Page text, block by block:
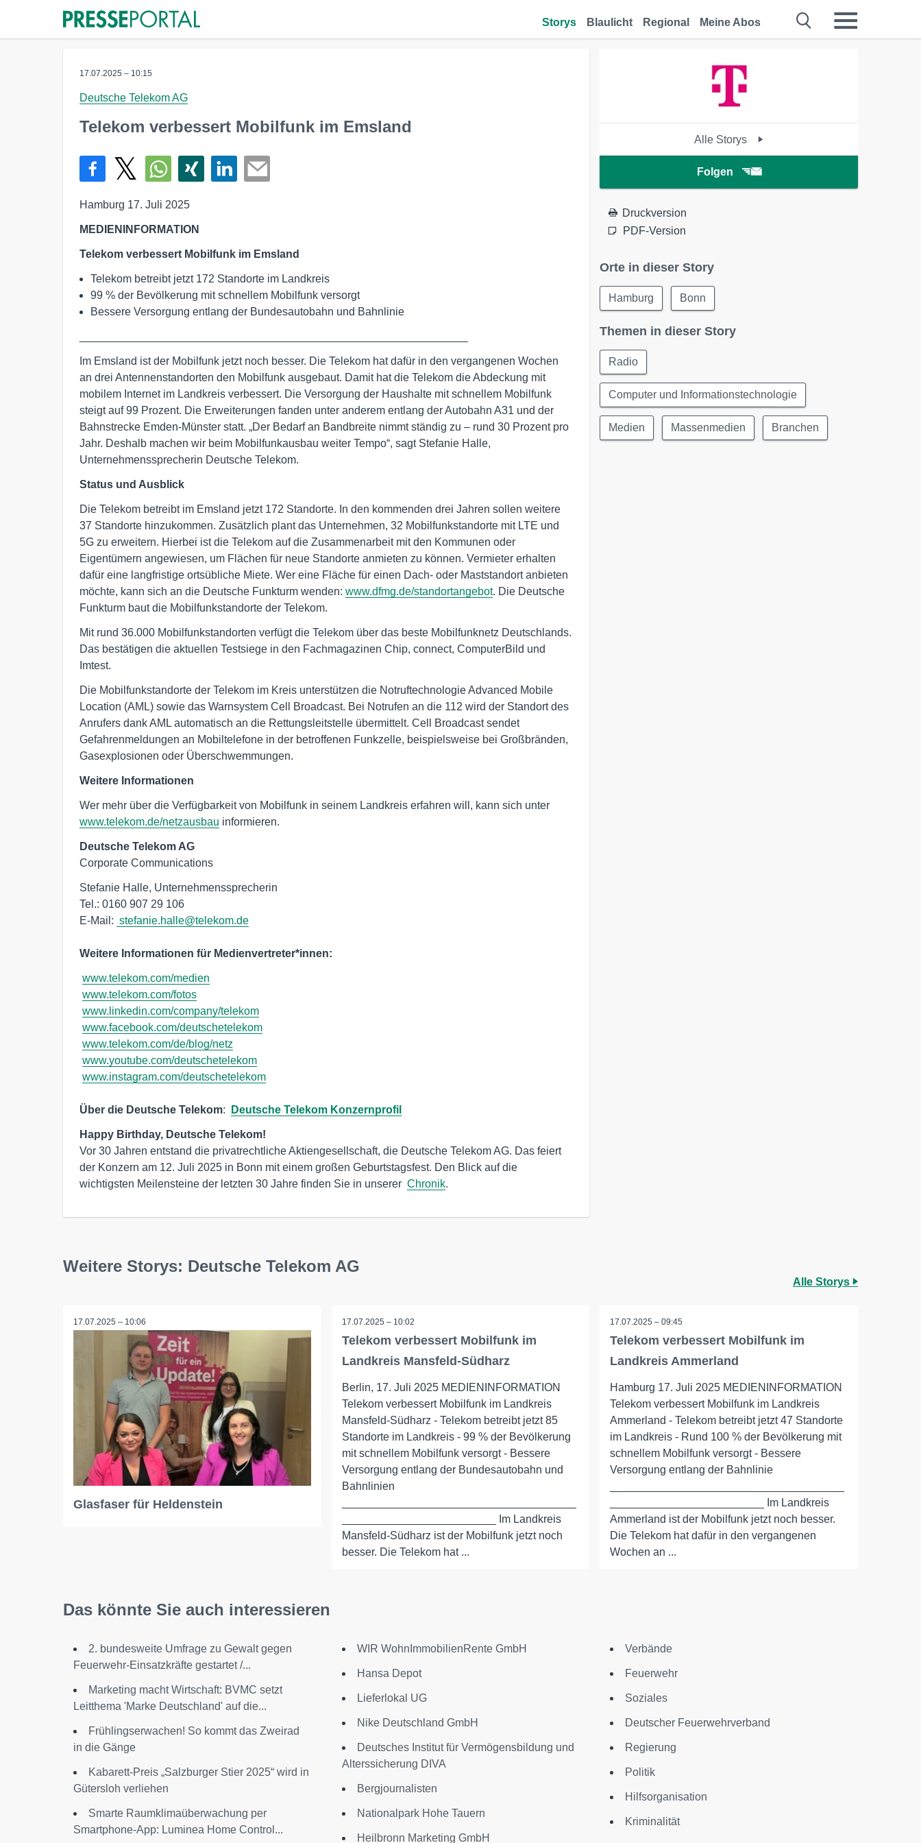
Storys Blaulicht Regional Meine Abos
17.07.2025 – 10:15
Deutsche Telekom AG
Telekom verbessert Mobilfunk im Emsland
Hamburg 17. Juli 2025
MEDIENINFORMATION
Telekom verbessert Mobilfunk im Emsland
Telekom betreibt jetzt 172 Standorte im Landkreis
99 % der Bevölkerung mit schnellem Mobilfunk versorgt
Bessere Versorgung entlang der Bundesautobahn und Bahnlinie
Im Emsland ist der Mobilfunk jetzt noch besser. Die Telekom hat dafür in den vergangenen Wochen
an drei Antennenstandorten den Mobilfunk ausgebaut. Damit hat die Telekom die Abdeckung mit
mobilem Internet im Landkreis verbessert. Die Versorgung der Haushalte mit schnellem Mobilfunk
steigt auf 99 Prozent. Die Erweiterungen fanden unter anderem entlang der Autobahn A31 und der
Bahnstrecke Emden-Münster statt. „Der Bedarf an Bandbreite nimmt ständig zu – rund 30 Prozent pro
Jahr. Deshalb machen wir beim Mobilfunkausbau weiter Tempo“, sagt Stefanie Halle,
Unternehmenssprecherin Deutsche Telekom.
Status und Ausblick
Die Telekom betreibt im Emsland jetzt 172 Standorte. In den kommenden drei Jahren sollen weitere
37 Standorte hinzukommen. Zusätzlich plant das Unternehmen, 32 Mobilfunkstandorte mit LTE und
5G zu erweitern. Hierbei ist die Telekom auf die Zusammenarbeit mit den Kommunen oder
Eigentümern angewiesen, um Flächen für neue Standorte anmieten zu können. Vermieter erhalten
dafür eine langfristige ortsübliche Miete. Wer eine Fläche für einen Dach- oder Maststandort anbieten
möchte, kann sich an die Deutsche Funkturm wenden: www.dfmg.de/standortangebot. Die Deutsche
Funkturm baut die Mobilfunkstandorte der Telekom.
Mit rund 36.000 Mobilfunkstandorten verfügt die Telekom über das beste Mobilfunknetz Deutschlands.
Das bestätigen die aktuellen Testsiege in den Fachmagazinen Chip, connect, ComputerBild und
Imtest.
Die Mobilfunkstandorte der Telekom im Kreis unterstützen die Notruftechnologie Advanced Mobile
Location (AML) sowie das Warnsystem Cell Broadcast. Bei Notrufen an die 112 wird der Standort des
Anrufers dank AML automatisch an die Rettungsleitstelle übermittelt. Cell Broadcast sendet
Gefahrenmeldungen an Mobiltelefone in der betroffenen Funkzelle, beispielsweise bei Großbränden,
Gasexplosionen oder Überschwemmungen.
Weitere Informationen
Wer mehr über die Verfügbarkeit von Mobilfunk in seinem Landkreis erfahren will, kann sich unter
www.telekom.de/netzausbau informieren.
Deutsche Telekom AG
Corporate Communications
Stefanie Halle, Unternehmenssprecherin
Tel.: 0160 907 29 106
E-Mail: stefanie.halle@telekom.de
Weitere Informationen für Medienvertreter*innen:
www.telekom.com/medien
www.telekom.com/fotos
www.linkedin.com/company/telekom
www.facebook.com/deutschetelekom
www.telekom.com/de/blog/netz
www.youtube.com/deutschetelekom
www.instagram.com/deutschetelekom
Über die Deutsche Telekom: Deutsche Telekom Konzernprofil
Vor 30 Jahren entstand die privatrechtliche Aktiengesellschaft, die Deutsche Telekom AG. Das feiert
der Konzern am 12. Juli 2025 in Bonn mit einem großen Geburtstagsfest. Den Blick auf die
wichtigsten Meilensteine der letzten 30 Jahre finden Sie in unserer Chronik.
Alle Storys
Folgen
Druckversion
PDF-Version
Orte in dieser Story
Hamburg Bonn
Themen in dieser Story
Radio
Computer und Informationstechnologie
Medien Massenmedien Branchen
Weitere Storys: Deutsche Telekom AG
Alle Storys
17.07.2025 – 10:06
Glasfaser für Heldenstein
17.07.2025 – 10:02
Telekom verbessert Mobilfunk im
Landkreis Mansfeld-Südharz
Berlin, 17. Juli 2025 MEDIENINFORMATION
Telekom verbessert Mobilfunk im Landkreis
Mansfeld-Südharz - Telekom betreibt jetzt 85
Standorte im Landkreis - 99 % der Bevölkerung
mit schnellem Mobilfunk versorgt - Bessere
Versorgung entlang der Bundesautobahn und
Bahnlinien
_________________________ Im Landkreis
Mansfeld-Südharz ist der Mobilfunk jetzt noch
besser. Die Telekom hat ...
17.07.2025 – 09:45
Telekom verbessert Mobilfunk im
Landkreis Ammerland
Hamburg 17. Juli 2025 MEDIENINFORMATION
Telekom verbessert Mobilfunk im Landkreis
Ammerland - Telekom betreibt jetzt 47 Standorte
im Landkreis - Rund 100 % der Bevölkerung mit
schnellem Mobilfunk versorgt - Bessere
Versorgung entlang der Bahnlinie
_________________________ Im Landkreis
Ammerland ist der Mobilfunk jetzt noch besser.
Die Telekom hat dafür in den vergangenen
Wochen an ...
Das könnte Sie auch interessieren
2. bundesweite Umfrage zu Gewalt gegen
Feuerwehr-Einsatzkräfte gestartet /...
Marketing macht Wirtschaft: BVMC setzt
Leitthema 'Marke Deutschland' auf die...
Frühlingserwachen! So kommt das Zweirad
in die Gänge
Kabarett-Preis „Salzburger Stier 2025“ wird in
Gütersloh verliehen
Smarte Raumklimaüberwachung per
Smartphone-App: Luminea Home Control...
WIR WohnImmobilienRente GmbH
Hansa Depot
Lieferlokal UG
Nike Deutschland GmbH
Deutsches Institut für Vermögensbildung und
Alterssicherung DIVA
Bergjournalisten
Nationalpark Hohe Tauern
Heilbronn Marketing GmbH
Verbände
Feuerwehr
Soziales
Deutscher Feuerwehrverband
Regierung
Politik
Hilfsorganisation
Kriminalität